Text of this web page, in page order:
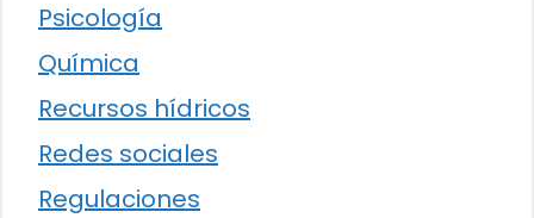
Psicología
Química
Recursos hídricos
Redes sociales
Regulaciones